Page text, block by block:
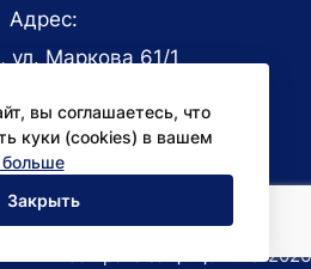
вы соглашаетесь, что
куки (cookies) в вашем
больше
Закрыть
Адрес:
ул. Маркова 61/1
СМИ:
pr@niac.kz
Все права защищены © 2026